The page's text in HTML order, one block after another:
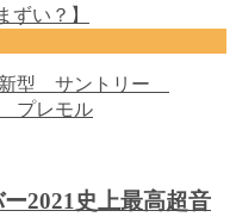
ー2021史上最高超音